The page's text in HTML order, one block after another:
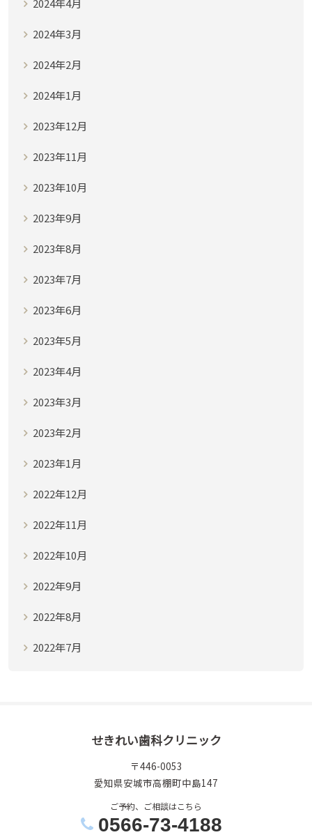
2024年4月
2024年3月
2024年2月
2024年1月
2023年12月
2023年11月
2023年10月
2023年9月
2023年8月
2023年7月
2023年6月
2023年5月
2023年4月
2023年3月
2023年2月
2023年1月
2022年12月
2022年11月
2022年10月
2022年9月
2022年8月
2022年7月
せきれい歯科クリニック
〒446-0053
愛知県安城市高棚町中島147
ご予約、ご相談はこちら
0566-73-4188